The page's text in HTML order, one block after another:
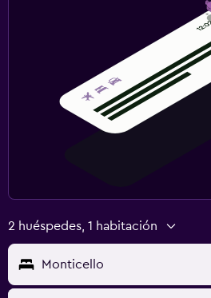
2 huéspedes, 1 habitación
Monticello